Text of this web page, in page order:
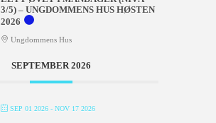
3/5) – UNGDOMMENS HUS HØSTEN
2026
Ungdommens Hus
SEPTEMBER 2026
SEP 01 2026 - NOV 17 2026